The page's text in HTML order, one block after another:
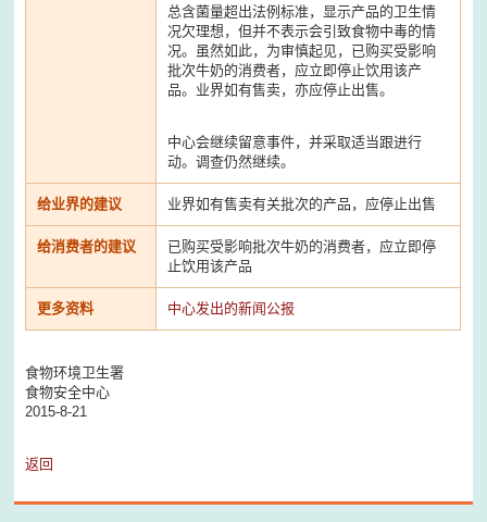
总含菌量超出法例标准，显示产品的卫生情
况欠理想，但并不表示会引致食物中毒的情
况。虽然如此，为审慎起见，已购买受影响
批次牛奶的消费者，应立即停止饮用该产
品。业界如有售卖，亦应停止出售。
中心会继续留意事件，并采取适当跟进行
动。调查仍然继续。
给业界的建议 业界如有售卖有关批次的产品，应停止出售
给消费者的建议
已购买受影响批次牛奶的消费者，应立即停
止饮用该产品
更多资料 中心发出的新闻公报
食物环境卫生署
食物安全中心
2015-8-21
返回